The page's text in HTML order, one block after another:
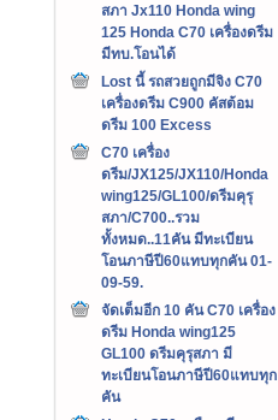
สภา Jx110 Honda wing
125 Honda C70 เครื่องดรีม
มีทบ.โอนได้
Lost นี้ รถสวยถูกมีจิง C70
เครื่องดรีม C900 คัสต้อม
ดรีม 100 Excess
C70 เครื่อง
ดรีม/JX125/JX110/Honda
wing125/GL100/ดรีมคุรุ
สภา/C700..รวม
ทั้งหมด..11คัน มีทะเบียน
โอนภาษีปี60แทบทุกคัน 01-
09-59.
จัดเต็มอีก 10 คัน C70 เครื่อง
ดรีม Honda wing125
GL100 ดรีมคุรุสภา มี
ทะเบียนโอนภาษีปี60แทบทุก
คัน